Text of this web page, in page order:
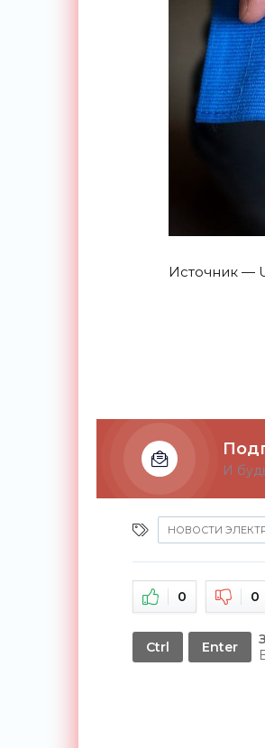
Источник —
И
НОВОСТИ
0 0
Ctrl Enter